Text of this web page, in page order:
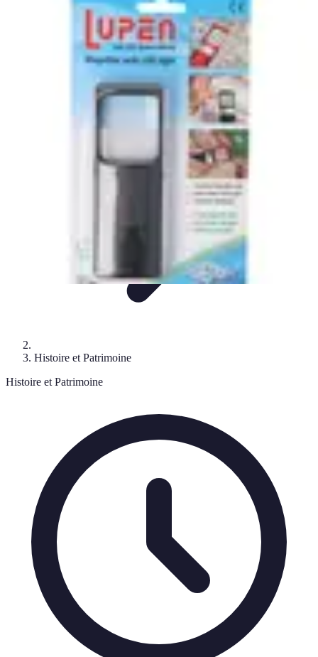
Montres Rares Collection
TendancesCollection Achat
Montres Rares Collection
Histoire et Patrimoine
Histoire et Patrimoine